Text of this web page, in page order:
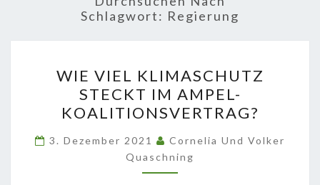
PODCAST
Fakten Und
Hintergründe
Schlagwort: Regierung
VIEL
KLIMASCHUTZ
STECKT
IM
AMPEL-
KOALITIONSVERTRAG?
WIE VIEL KLIMASCHUTZ
STECKT IM AMPEL-
KOALITIONSVERTRAG?
3. Dezember 2021
Cornelia Und Volker
Quaschning